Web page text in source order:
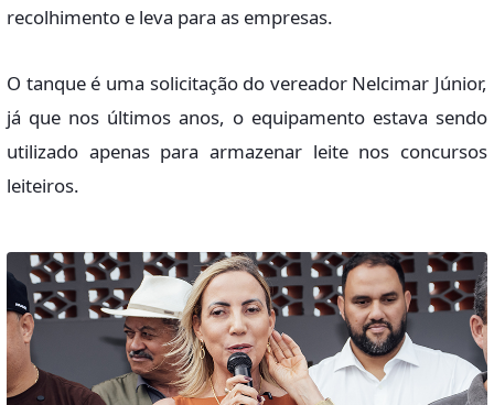
recolhimento e leva para as empresas.
O tanque é uma solicitação do vereador Nelcimar Júnior,
já que nos últimos anos, o equipamento estava sendo
utilizado apenas para armazenar leite nos concursos
leiteiros.